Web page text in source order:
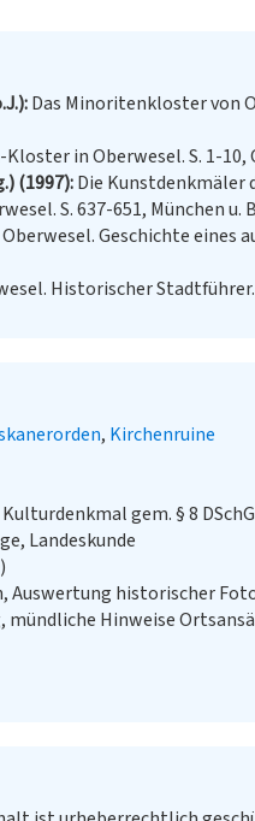
Das Minoritenkloster von
in Oberwesel. S. 1-10,
(1997) Die Kunstdenkmäler
S. 637-651, München u.
Geschichte eines
Historischer
Kirchenruine
gem. § 8
Landeskunde
Auswertung historischer
Hinweise